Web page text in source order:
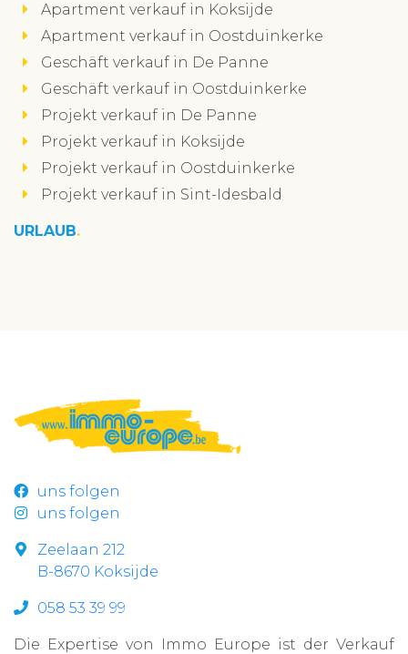
Apartment verkauf in Koksijde
Apartment verkauf in Oostduinkerke
Geschäft verkauf in De Panne
Geschäft verkauf in Oostduinkerke
Projekt verkauf in De Panne
Projekt verkauf in Koksijde
Projekt verkauf in Oostduinkerke
Projekt verkauf in Sint-Idesbald
URLAUB
uns folgen
uns folgen
Zeelaan 212
B-8670 Koksijde
058 53 39 99
Die Expertise von Immo Europe ist der Verkauf